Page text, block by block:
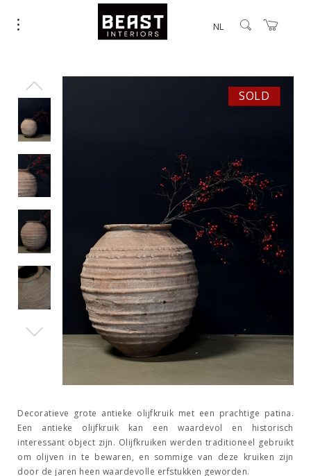
NL
SOLD
Decoratieve grote antieke olijfkruik met een prachtige patina.
Een antieke olijfkruik kan een waardevol en historisch
interessant object zijn. Olijfkruiken werden traditioneel gebruikt
om olijven in te bewaren, en sommige van deze kruiken zijn
door de jaren heen waardevolle erfstukken geworden.